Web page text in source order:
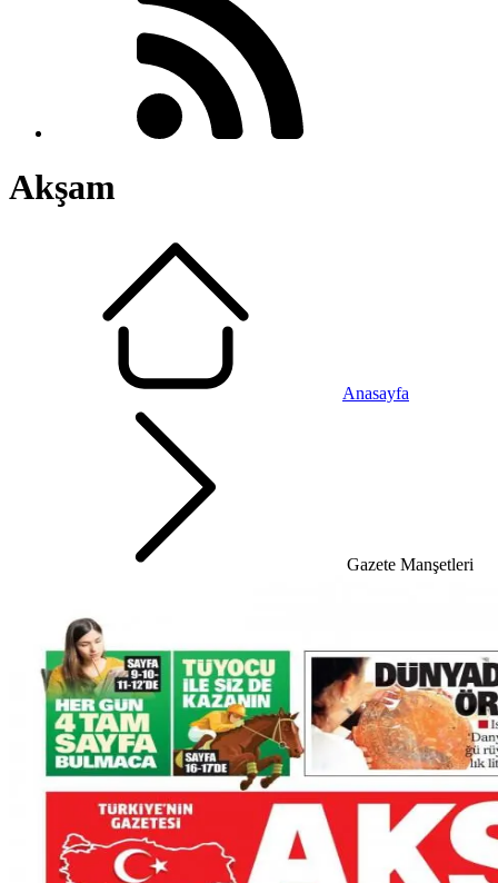
Akşam
Anasayfa
Gazete Manşetleri